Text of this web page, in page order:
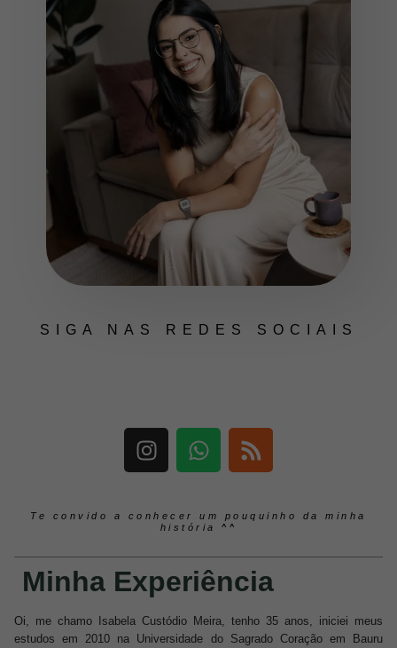
SIGA NAS REDES SOCIAIS
Te convido a conhecer um pouquinho da minha
história ^^
Minha Experiência
Oi, me chamo Isabela Custódio Meira,
tenho 35 anos, iniciei meus
estudos em 2010 na Universidade do Sagrado Coração em Bauru